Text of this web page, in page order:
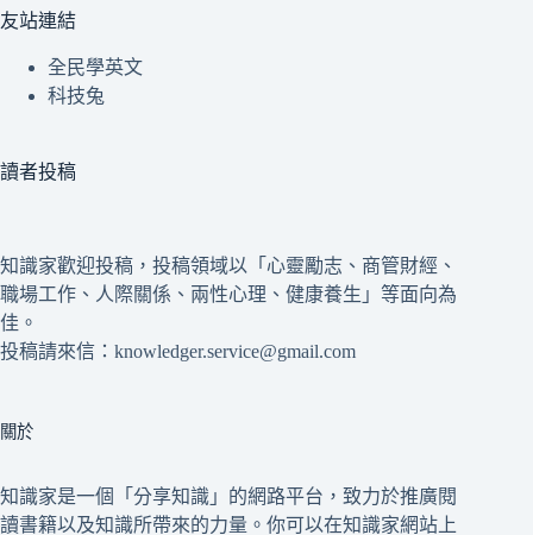
友站連結
全民學英文
科技兔
讀者投稿
知識家歡迎投稿，投稿領域以「心靈勵志、商管財經、
職場工作、人際關係、兩性心理、健康養生」等面向為
佳。
投稿請來信：knowledger.service@gmail.com
關於
知識家是一個「分享知識」的網路平台，致力於推廣閱
讀書籍以及知識所帶來的力量。你可以在知識家網站上